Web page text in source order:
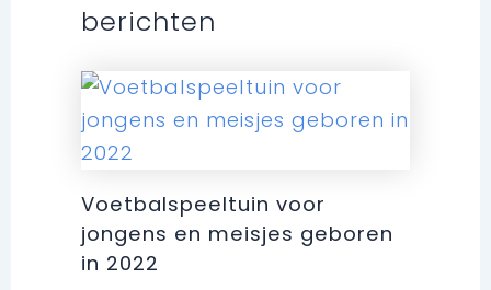
berichten
Voetbalspeeltuin voor
jongens en meisjes geboren
in 2022